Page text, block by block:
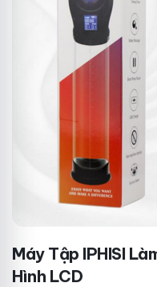
Máy Tập IPHISI Làm To Dài Dương Vật Màn
Hình LCD